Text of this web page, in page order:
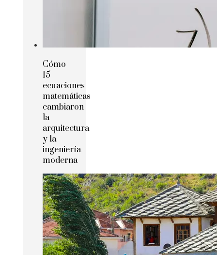
Cómo
15
ecuaciones
matemáticas
cambiaron
la
arquitectura
y la
ingeniería
moderna